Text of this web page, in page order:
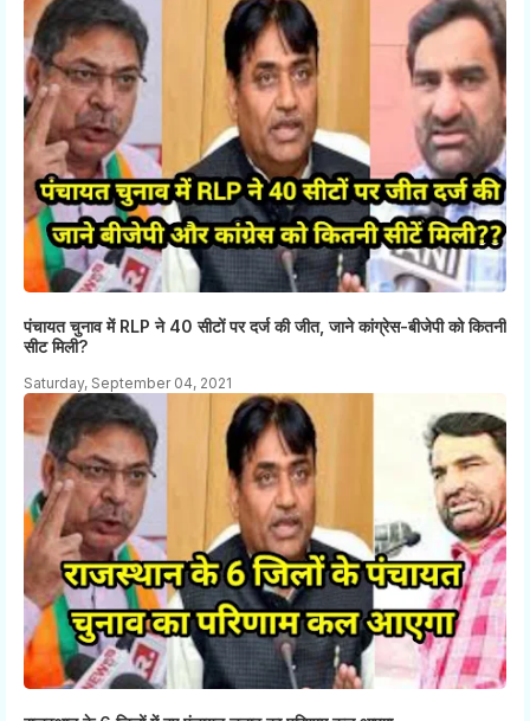
पंचायत चुनाव में RLP ने 40 सीटों पर दर्ज की जीत, जाने कांग्रेस-बीजेपी को कितनी
सीट मिली?
Saturday, September 04, 2021